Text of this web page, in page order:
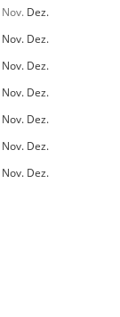
Nov. Dez.
Nov. Dez.
Nov. Dez.
Nov. Dez.
Nov. Dez.
Nov. Dez.
Nov. Dez.